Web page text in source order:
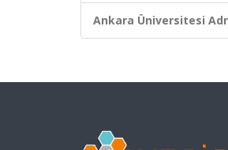
Ankara Üniversitesi